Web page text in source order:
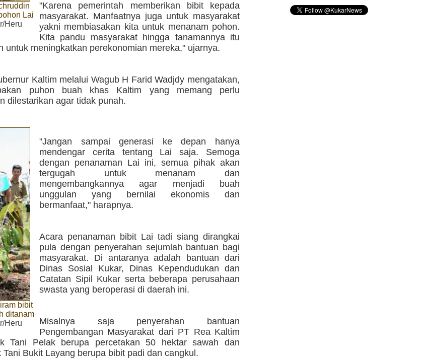
Lai
Heru
"Karena pemerintah memberikan bibit kepada
masyarakat. Manfaatnya juga untuk masyarakat
yakni membiasakan kita untuk menanam pohon.
Kita pandu masyarakat hingga tanamannya itu
untuk meningkatkan perekonomian mereka," ujarnya.
Kaltim melalui Wagub H Farid Wadjdy mengatakan,
puhon buah khas Kaltim yang memang perlu
dilestarikan agar tidak punah.
bibit
ditanam
Heru
"Jangan sampai generasi ke depan hanya
mendengar cerita tentang Lai saja. Semoga
dengan penanaman Lai ini, semua pihak akan
tergugah untuk menanam dan
mengembangkannya agar menjadi buah
unggulan yang bernilai ekonomis dan
bermanfaat," harapnya.
Acara penanaman bibit Lai tadi siang dirangkai
pula dengan penyerahan sejumlah bantuan bagi
masyarakat. Di antaranya adalah bantuan dari
Dinas Sosial Kukar, Dinas Kependudukan dan
Catatan Sipil Kukar serta beberapa perusahaan
swasta yang beroperasi di daerah ini.
Misalnya saja penyerahan bantuan
Pengembangan Masyarakat dari PT Rea Kaltim
Tani Pelak berupa percetakan 50 hektar sawah dan
Tani Bukit Layang berupa bibit padi dan cangkul.